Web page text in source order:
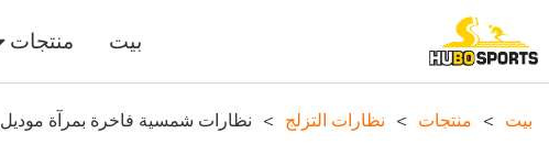
بيت منتجات
بيت > منتجات > نظارات التزلج > نظارات شمسية فاخرة بمرآة موديل 541 - إطار رياضي خفيف الوزن من جوباو TR90